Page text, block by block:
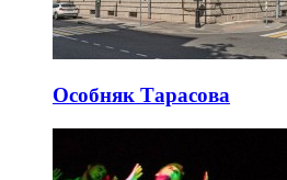
Особняк Тарасова